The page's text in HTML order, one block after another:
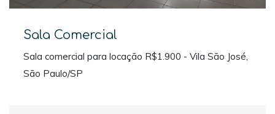
Sala Comercial
Sala comercial para locação R$1.900 - Vila São José,
São Paulo/SP